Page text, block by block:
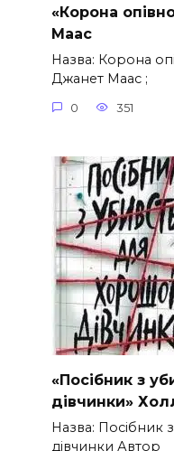
«Корона
Маас
Назва: Корона
Джанет Маас ;
0 351
«Посібник з
дівчинки»
Назва: Посібник
дівчинки Автор